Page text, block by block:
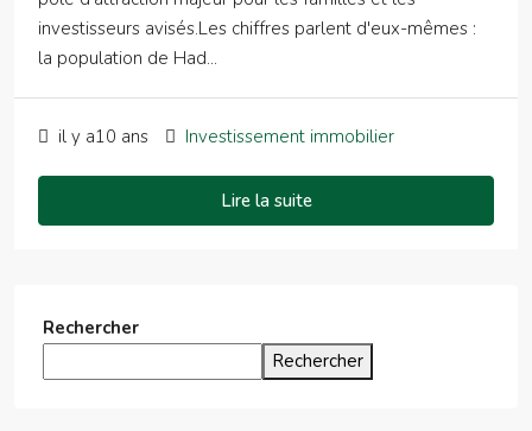
investisseurs avisés.Les chiffres parlent d'eux-mêmes :
la population de Had...
il y a10 ans Investissement immobilier
Lire la suite
Rechercher
Rechercher